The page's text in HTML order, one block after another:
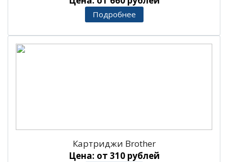
Подробнее
Картриджи Brother
Цена: от 310 рублей